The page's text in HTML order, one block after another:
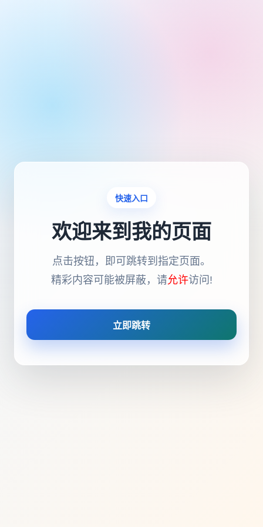
快速入口
欢迎来到我的页面
点击按钮，即可跳转到指定页面。
精彩内容可能被屏蔽，请允许访问!
立即跳转